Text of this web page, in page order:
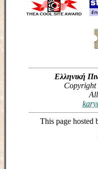
Ελληνική
This page hosted